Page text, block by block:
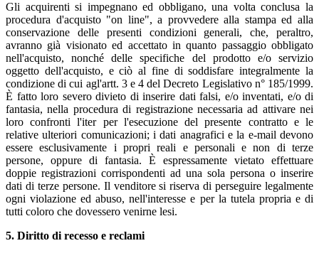
Gli acquirenti si impegnano ed obbligano, una volta conclusa la
procedura d'acquisto "on line", a provvedere alla stampa ed alla
conservazione delle presenti condizioni generali, che, peraltro,
avranno già visionato ed accettato in quanto passaggio obbligato
nell'acquisto, nonché delle specifiche del prodotto e/o servizio
oggetto dell'acquisto, e ciò al fine di soddisfare integralmente la
condizione di cui agl'artt. 3 e 4 del Decreto Legislativo n° 185/1999.
È fatto loro severo divieto di inserire dati falsi, e/o inventati, e/o di
fantasia, nella procedura di registrazione necessaria ad attivare nei
loro confronti l'iter per l'esecuzione del presente contratto e le
relative ulteriori comunicazioni; i dati anagrafici e la e-mail devono
essere esclusivamente i propri reali e personali e non di terze
persone, oppure di fantasia. È espressamente vietato effettuare
doppie registrazioni corrispondenti ad una sola persona o inserire
dati di terze persone. Il venditore si riserva di perseguire legalmente
ogni violazione ed abuso, nell'interesse e per la tutela propria e di
tutti coloro che dovessero venirne lesi.
5. Diritto di recesso e reclami